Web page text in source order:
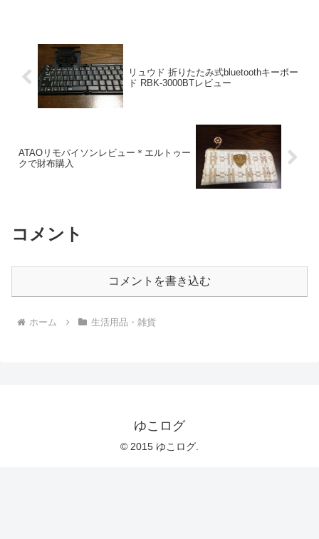
リュウド 折りたたみ式bluetoothキーボー
ド RBK-3000BTレビュー
ATAOリモパイソンレビュー＊エルトゥー
クで財布購入
コメント
コメントを書き込む
ホーム 生活用品・雑貨
ゆこログ
© 2015 ゆこログ.